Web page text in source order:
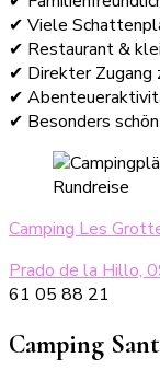
✔ Viele
✔ Restaurant &
✔ Direkter Zugang
✔
✔ Besonders
Camping Les
Prado de la Hillo,
61 05 88 21
Camping